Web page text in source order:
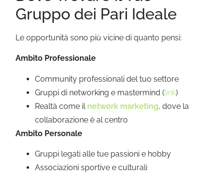
Gruppo dei Pari Ideale
Le opportunità sono più vicine di quanto pensi:
Ambito Professionale
Community professionali del tuo settore
Gruppi di networking e mastermind (link)
Realtà come il network marketing, dove la
collaborazione è al centro
Ambito Personale
Gruppi legati alle tue passioni e hobby
Associazioni sportive e culturali